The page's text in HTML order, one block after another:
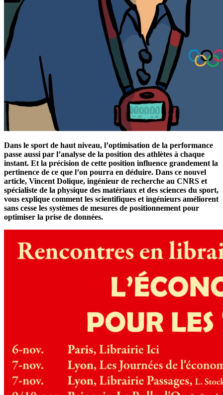
Dans le sport de haut niveau, l’optimisation de la performance
passe aussi par l’analyse de la position des athlètes à chaque
instant. Et la précision de cette position influence grandement la
pertinence de ce que l’on pourra en déduire. Dans ce nouvel
article, Vincent Dolique, ingénieur de recherche au CNRS et
spécialiste de la physique des matériaux et des sciences du sport,
vous explique comment les scientifiques et ingénieurs améliorent
sans cesse les systèmes de mesures de positionnement pour
optimiser la prise de données.